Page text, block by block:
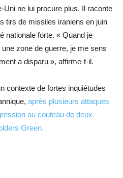
ne lui procure plus. Il raconte
tirs de missiles iraniens en juin
nationale forte. « Quand je
zone de guerre, je me sens
a disparu », affirme-t-il.
contexte de fortes inquiétudes
après plusieurs attaques
au couteau de deux
Green.